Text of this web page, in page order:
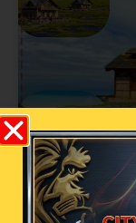
धर्तीको भू-
गतेबाट